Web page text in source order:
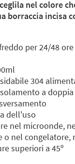
nel colore
borraccia incisa
per 24/48
304
a
dell'uso
nel microonde,
o nel
superiori a 45º